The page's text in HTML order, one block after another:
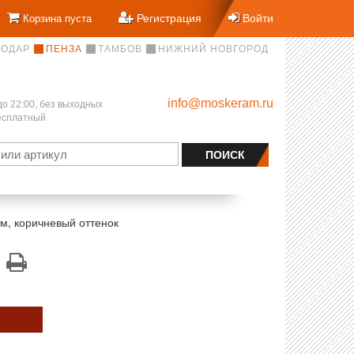
Корзина пуста Регистрация Войти
ПЕНЗА ТАМБОВ НИЖНИЙ НОВГОРОД
22:00, без выходных
info@moskeram.ru
коричневый оттенок